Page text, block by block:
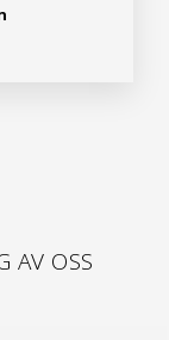
AV OSS